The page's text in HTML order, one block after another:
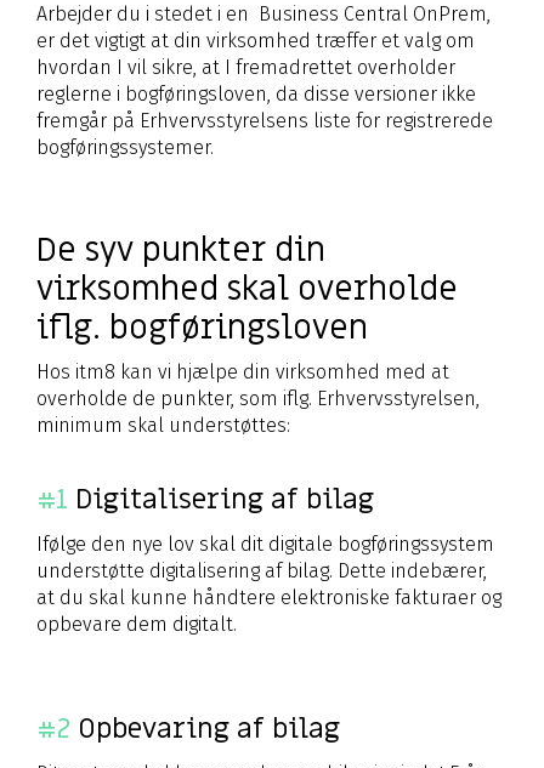
Arbejder du i stedet i en Business Central OnPrem,
er det vigtigt at din virksomhed træffer et valg om
hvordan I vil sikre, at I fremadrettet overholder
reglerne i bogføringsloven, da disse versioner ikke
fremgår på Erhvervsstyrelsens liste for registrerede
bogføringssystemer.
De syv punkter din
virksomhed skal overholde
iflg. bogføringsloven
Hos itm8 kan vi hjælpe din virksomhed med at
overholde de punkter, som iflg. Erhvervsstyrelsen,
minimum skal understøttes:
#1 Digitalisering af bilag
Ifølge den nye lov skal dit digitale bogføringssystem
understøtte digitalisering af bilag. Dette indebærer,
at du skal kunne håndtere elektroniske fakturaer og
opbevare dem digitalt.
#2 Opbevaring af bilag